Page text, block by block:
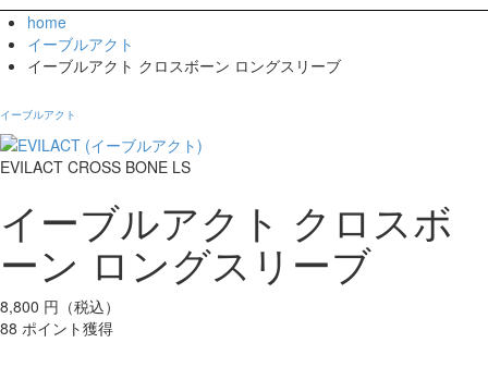
home
イーブルアクト
イーブルアクト クロスボーン ロングスリーブ
イーブルアクト
EVILACT CROSS BONE LS
イーブルアクト クロスボ
ーン ロングスリーブ
8,800 円（税込）
88 ポイント獲得